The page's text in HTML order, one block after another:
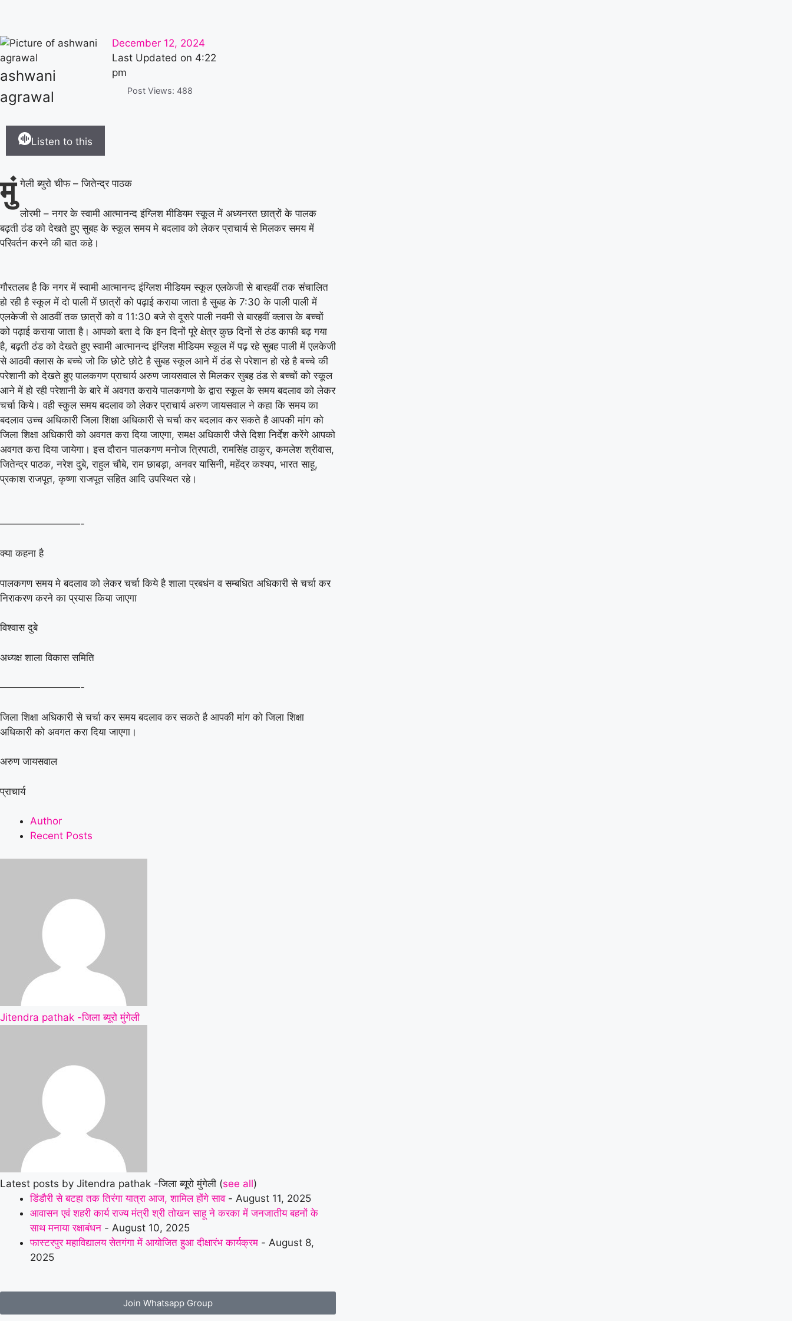
ashwani
agrawal
December 12, 2024
Last Updated on 4:22
pm
Post Views: 488
Listen to this
मुं गेली ब्युरो चीफ – जितेन्द्र पाठक
लोरमी – नगर के स्वामी आत्मानन्द इंग्लिश मीडियम स्कूल में अध्यनरत छात्रों के पालक
बढ़ती ठंड को देखते हुए सुबह के स्कूल समय मे बदलाव को लेकर प्राचार्य से मिलकर समय में
परिवर्तन करने की बात कहे।
गौरतलब है कि नगर में स्वामी आत्मानन्द इंग्लिश मीडियम स्कूल एलकेजी से बारहवीं तक संचालित
हो रही है स्कूल में दो पाली में छात्रों को पढ़ाई कराया जाता है सुबह के 7:30 के पाली पाली में
एलकेजी से आठवीं तक छात्रों को व 11:30 बजे से दूसरे पाली नवमी से बारहवीं क्लास के बच्चों
को पढ़ाई कराया जाता है। आपको बता दे कि इन दिनों पूरे क्षेत्र कुछ दिनों से ठंड काफी बढ़ गया
है, बढ़ती ठंड को देखते हुए स्वामी आत्मानन्द इंग्लिश मीडियम स्कूल में पढ़ रहे सुबह पाली में एलकेजी
से आठवी क्लास के बच्चे जो कि छोटे छोटे है सुबह स्कूल आने में ठंड से परेशान हो रहे है बच्चे की
परेशानी को देखते हुए पालकगण प्राचार्य अरुण जायसवाल से मिलकर सुबह ठंड से बच्चों को स्कूल
आने में हो रही परेशानी के बारे में अवगत कराये पालकगणो के द्वारा स्कूल के समय बदलाव को लेकर
चर्चा किये। वही स्कुल समय बदलाव को लेकर प्राचार्य अरुण जायसवाल ने कहा कि समय का
बदलाव उच्च अधिकारी जिला शिक्षा अधिकारी से चर्चा कर बदलाव कर सकते है आपकी मांग को
जिला शिक्षा अधिकारी को अवगत करा दिया जाएगा, समक्ष अधिकारी जैसे दिशा निर्देश करेंगे आपको
अवगत करा दिया जायेगा। इस दौरान पालकगण मनोज त्रिपाठी, रामसिंह ठाकुर, कमलेश श्रीवास,
जितेन्द्र पाठक, नरेश दुबे, राहुल चौबे, राम छाबड़ा, अनवर यासिनी, महेंद्र कश्यप, भारत साहू,
प्रकाश राजपूत, कृष्णा राजपूत सहित आदि उपस्थित रहे।
————————-
क्या कहना है
पालकगण समय मे बदलाव को लेकर चर्चा किये है शाला प्रबधंन व सम्बधित अधिकारी से चर्चा कर
निराकरण करने का प्रयास किया जाएगा
विश्वास दुबे
अध्यक्ष शाला विकास समिति
————————-
जिला शिक्षा अधिकारी से चर्चा कर समय बदलाव कर सकते है आपकी मांग को जिला शिक्षा
अधिकारी को अवगत करा दिया जाएगा।
अरुण जायसवाल
प्राचार्य
Author
Recent Posts
Jitendra pathak -जिला ब्यूरो मुंगेली
Latest posts by Jitendra pathak -जिला ब्यूरो मुंगेली (see all)
डिंडौरी से बटहा तक तिरंगा यात्रा आज, शामिल होंगे साव- August 11, 2025
आवासन एवं शहरी कार्य राज्य मंत्री श्री तोखन साहू ने करका में जनजातीय बहनों के
साथ मनाया रक्षाबंधन - August 10, 2025
फास्टरपुर महाविद्यालय सेतगंगा में आयोजित हुआ दीक्षारंभ कार्यक्रम - August 8,
2025
Join Whatsapp Group